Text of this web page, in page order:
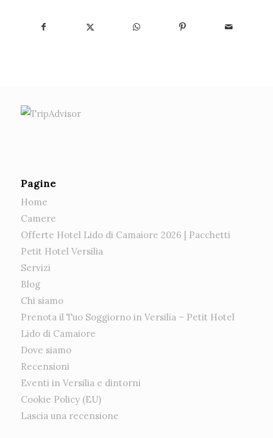
Pagine
Home
Camere
Offerte Hotel Lido di Camaiore 2026 | Pacchetti
Petit Hotel Versilia
Servizi
Blog
Chi siamo
Prenota il Tuo Soggiorno in Versilia – Petit Hotel
Lido di Camaiore
Dove siamo
Recensioni
Eventi in Versilia e dintorni
Cookie Policy (EU)
Lascia una recensione